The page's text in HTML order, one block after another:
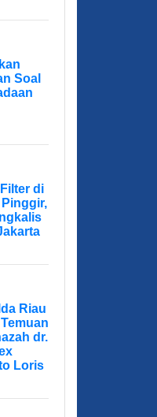
Soal
di
Riau
dr.
Loris